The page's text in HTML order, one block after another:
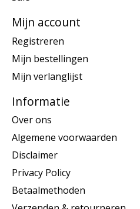
Mijn account
Registreren
Mijn bestellingen
Mijn verlanglijst
Informatie
Over ons
Algemene voorwaarden
Disclaimer
Privacy Policy
Betaalmethoden